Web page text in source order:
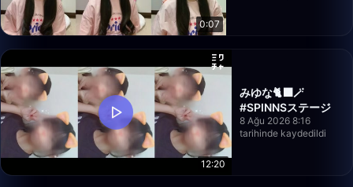
0:07
12:20
みゆな🐈‍⬛🪄
#SPINNSステージ
8 Ağu 2026 8:16
tarihinde kaydedildi